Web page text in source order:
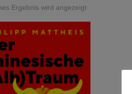
Ergebnis wird angezeigt